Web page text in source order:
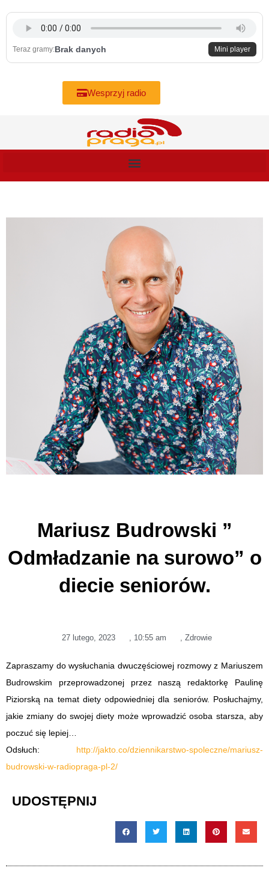
content
Teraz gramy:Brak danych Mini player
Wesprzyj radio
Mariusz Budrowski ”
Odmładzanie na surowo” o
diecie seniorów.
27 lutego, 2023 , 10:55 am , Zdrowie
Zapraszamy do wysłuchania dwuczęściowej rozmowy z Mariuszem
Budrowskim przeprowadzonej przez naszą redaktorkę Paulinę
Piziorską na temat diety odpowiedniej dla seniorów. Posłuchajmy,
jakie zmiany do swojej diety może wprowadzić osoba starsza, aby
poczuć się lepiej…
Odsłuch:
http://jakto.co/dziennikarstwo-spoleczne/mariusz-
budrowski-w-radiopraga-pl-2/
UDOSTĘPNIJ